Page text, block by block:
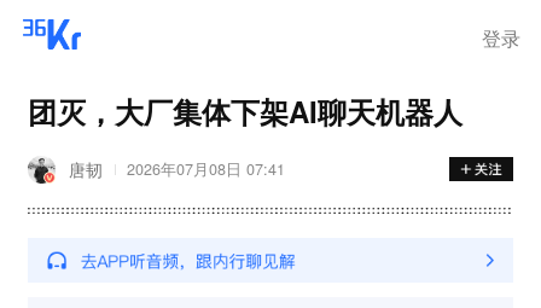
登录
团灭，大厂集体下架AI聊天机器人
唐韧 2026年07月08日 07:41